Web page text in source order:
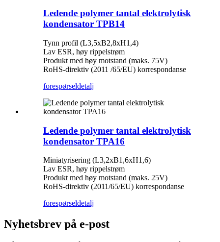
Ledende polymer tantal elektrolytisk
kondensator TPB14
Tynn profil (L3,5xB2,8xH1,4)
Lav ESR, høy rippelstrøm
Produkt med høy motstand (maks. 75V)
RoHS-direktiv (2011 /65/EU) korrespondanse
forespørseldetalj
Ledende polymer tantal elektrolytisk
kondensator TPA16
Miniatyrisering (L3,2xB1,6xH1,6)
Lav ESR, høy rippelstrøm
Produkt med høy motstand (maks. 25V)
RoHS-direktiv (2011/65/EU) korrespondanse
forespørseldetalj
Nyhetsbrev på e-post